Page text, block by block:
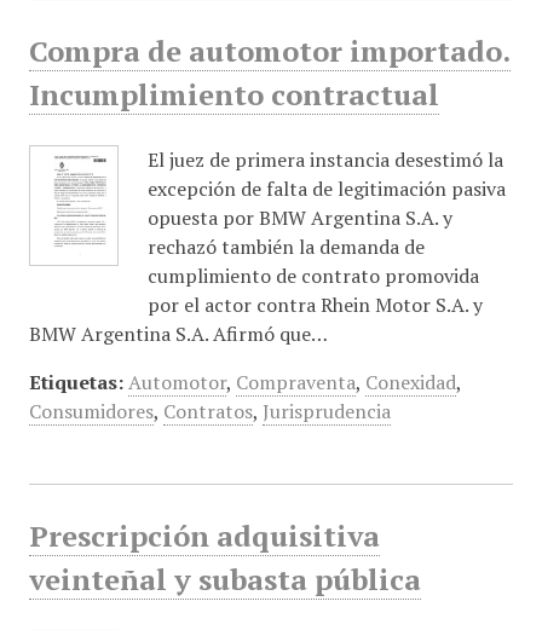
Compra de automotor importado.
Incumplimiento contractual
El juez de primera instancia desestimó la
excepción de falta de legitimación pasiva
opuesta por BMW Argentina S.A. y
rechazó también la demanda de
cumplimiento de contrato promovida
por el actor contra Rhein Motor S.A. y
BMW Argentina S.A. Afirmó que…
Etiquetas: Automotor, Compraventa, Conexidad,
Consumidores, Contratos, Jurisprudencia
Prescripción adquisitiva
veinteñal y subasta pública